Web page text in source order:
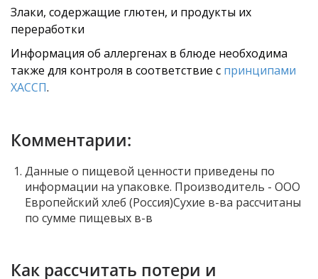
Злаки, содержащие глютен, и продукты их
переработки
Информация об аллергенах в блюде необходима
также для контроля в соответствие с принципами
ХАССП.
Комментарии:
Данные о пищевой ценности приведены по
информации на упаковке. Производитель - ООО
Европейский хлеб (Россия)Сухие в-ва рассчитаны
по сумме пищевых в-в
Как рассчитать потери и